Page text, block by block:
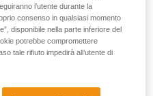
l’utente durante la
consenso in qualsiasi momento
disponibile nella parte inferiore del
potrebbe compromettere
tale rifiuto impedirà all’utente di